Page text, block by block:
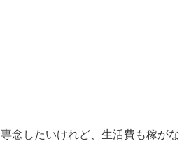
念したいけれど、生活費も稼がな